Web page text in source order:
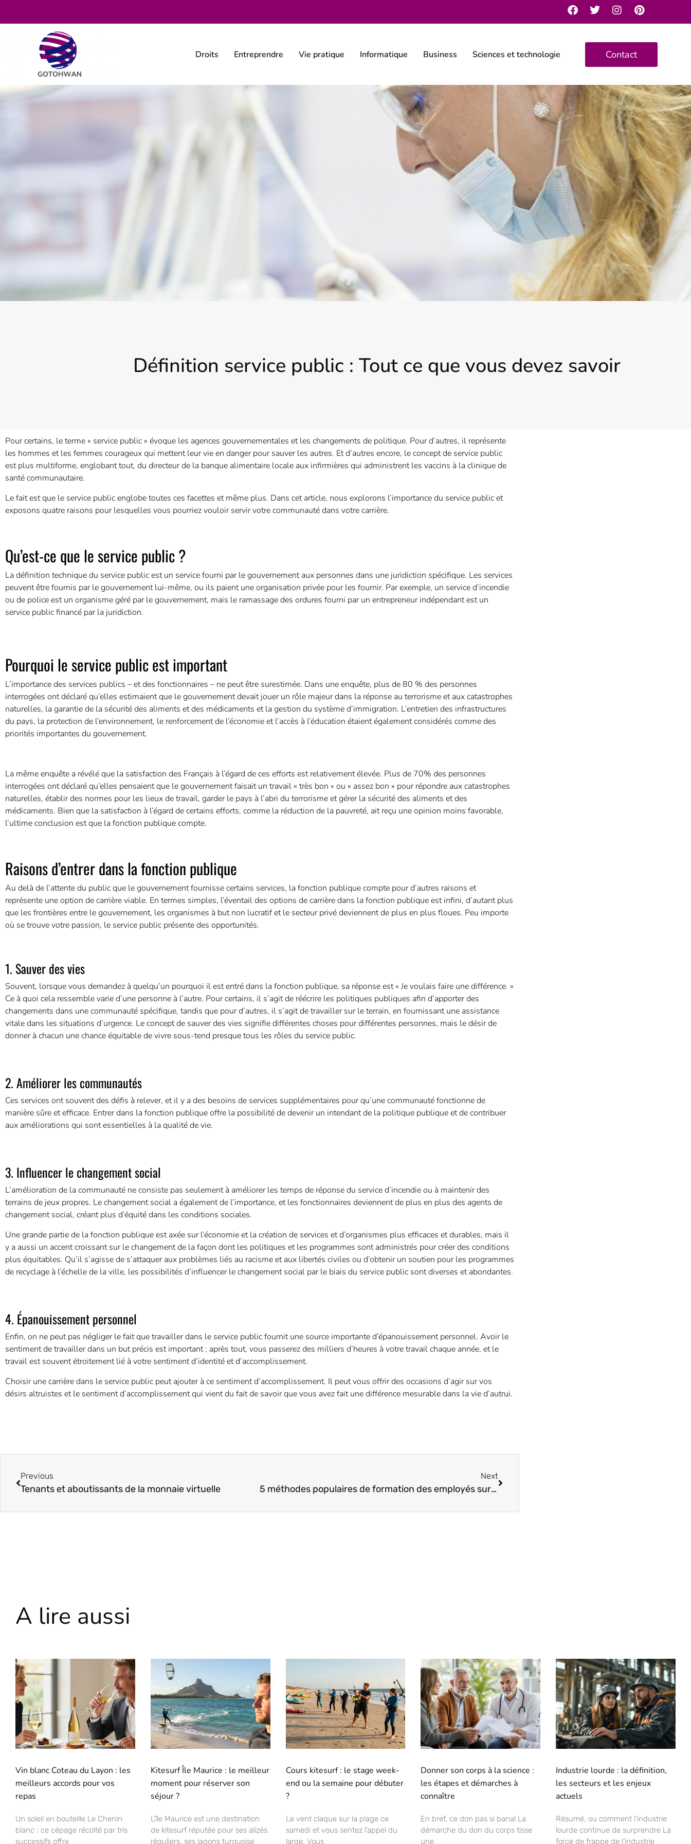
Droits Entreprendre Vie pratique Informatique Business Sciences et technologie Contact
Définition service public : Tout ce que vous devez savoir
Pour certains, le terme « service public » évoque les agences gouvernementales et les changements de politique. Pour d’autres, il représente
les hommes et les femmes courageux qui mettent leur vie en danger pour sauver les autres. Et d’autres encore, le concept de service public
est plus multiforme, englobant tout, du directeur de la banque alimentaire locale aux infirmières qui administrent les vaccins à la clinique de
santé communautaire.
Le fait est que le service public englobe toutes ces facettes et même plus. Dans cet article, nous explorons l’importance du service public et
exposons quatre raisons pour lesquelles vous pourriez vouloir servir votre communauté dans votre carrière.
Qu’est-ce que le service public ?
La définition technique du service public est un service fourni par le gouvernement aux personnes dans une juridiction spécifique. Les services
peuvent être fournis par le gouvernement lui-même, ou ils paient une organisation privée pour les fournir. Par exemple, un service d’incendie
ou de police est un organisme géré par le gouvernement, mais le ramassage des ordures fourni par un entrepreneur indépendant est un
service public financé par la juridiction.
Pourquoi le service public est important
L’importance des services publics – et des fonctionnaires – ne peut être surestimée. Dans une enquête, plus de 80 % des personnes
interrogées ont déclaré qu’elles estimaient que le gouvernement devait jouer un rôle majeur dans la réponse au terrorisme et aux catastrophes
naturelles, la garantie de la sécurité des aliments et des médicaments et la gestion du système d’immigration. L’entretien des infrastructures
du pays, la protection de l’environnement, le renforcement de l’économie et l’accès à l’éducation étaient également considérés comme des
priorités importantes du gouvernement.
La même enquête a révélé que la satisfaction des Français à l’égard de ces efforts est relativement élevée. Plus de 70% des personnes
interrogées ont déclaré qu’elles pensaient que le gouvernement faisait un travail « très bon » ou « assez bon » pour répondre aux catastrophes
naturelles, établir des normes pour les lieux de travail, garder le pays à l’abri du terrorisme et gérer la sécurité des aliments et des
médicaments. Bien que la satisfaction à l’égard de certains efforts, comme la réduction de la pauvreté, ait reçu une opinion moins favorable,
l’ultime conclusion est que la fonction publique compte.
Raisons d’entrer dans la fonction publique
Au delà de l’attente du public que le gouvernement fournisse certains services, la fonction publique compte pour d’autres raisons et
représente une option de carrière viable. En termes simples, l’éventail des options de carrière dans la fonction publique est infini, d’autant plus
que les frontières entre le gouvernement, les organismes à but non lucratif et le secteur privé deviennent de plus en plus floues. Peu importe
où se trouve votre passion, le service public présente des opportunités.
1. Sauver des vies
Souvent, lorsque vous demandez à quelqu’un pourquoi il est entré dans la fonction publique, sa réponse est « Je voulais faire une différence. »
Ce à quoi cela ressemble varie d’une personne à l’autre. Pour certains, il s’agit de réécrire les politiques publiques afin d’apporter des
changements dans une communauté spécifique, tandis que pour d’autres, il s’agit de travailler sur le terrain, en fournissant une assistance
vitale dans les situations d’urgence. Le concept de sauver des vies signifie différentes choses pour différentes personnes, mais le désir de
donner à chacun une chance équitable de vivre sous-tend presque tous les rôles du service public.
2. Améliorer les communautés
Ces services ont souvent des défis à relever, et il y a des besoins de services supplémentaires pour qu’une communauté fonctionne de
manière sûre et efficace. Entrer dans la fonction publique offre la possibilité de devenir un intendant de la politique publique et de contribuer
aux améliorations qui sont essentielles à la qualité de vie.
3. Influencer le changement social
L’amélioration de la communauté ne consiste pas seulement à améliorer les temps de réponse du service d’incendie ou à maintenir des
terrains de jeux propres. Le changement social a également de l’importance, et les fonctionnaires deviennent de plus en plus des agents de
changement social, créant plus d’équité dans les conditions sociales.
Une grande partie de la fonction publique est axée sur l’économie et la création de services et d’organismes plus efficaces et durables, mais il
y a aussi un accent croissant sur le changement de la façon dont les politiques et les programmes sont administrés pour créer des conditions
plus équitables. Qu’il s’agisse de s’attaquer aux problèmes liés au racisme et aux libertés civiles ou d’obtenir un soutien pour les programmes
de recyclage à l’échelle de la ville, les possibilités d’influencer le changement social par le biais du service public sont diverses et abondantes.
4. Épanouissement personnel
Enfin, on ne peut pas négliger le fait que travailler dans le service public fournit une source importante d’épanouissement personnel. Avoir le
sentiment de travailler dans un but précis est important ; après tout, vous passerez des milliers d’heures à votre travail chaque année, et le
travail est souvent étroitement lié à votre sentiment d’identité et d’accomplissement.
Choisir une carrière dans le service public peut ajouter à ce sentiment d’accomplissement. Il peut vous offrir des occasions d’agir sur vos
désirs altruistes et le sentiment d’accomplissement qui vient du fait de savoir que vous avez fait une différence mesurable dans la vie d’autrui.
Previous
Tenants et aboutissants de la monnaie virtuelle
Next
5 méthodes populaires de formation des employés sur le lieu de travail
A lire aussi
Vin blanc Coteau du Layon : les
meilleurs accords pour vos
repas
Un soleil en bouteille Le Chenin
blanc : ce cépage récolté par tris
successifs offre
Kitesurf Île Maurice : le meilleur
moment pour réserver son
séjour ?
L’île Maurice est une destination
de kitesurf réputée pour ses alizés
réguliers, ses lagons turquoise
Cours kitesurf : le stage week-
end ou la semaine pour débuter
?
Le vent claque sur la plage ce
samedi et vous sentez l’appel du
large. Vous
Donner son corps à la science :
les étapes et démarches à
connaître
En bref, ce don pas si banal La
démarche du don du corps tisse
une
Industrie lourde : la définition,
les secteurs et les enjeux
actuels
Résumé, ou comment l’industrie
lourde continue de surprendre La
force de frappe de l’industrie